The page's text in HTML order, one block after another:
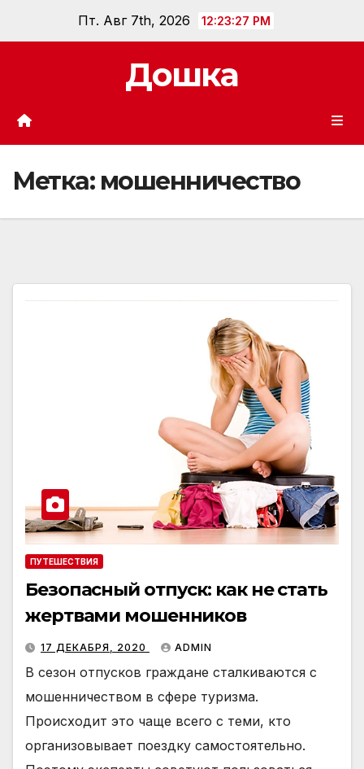
Пт. Авг 7th, 2026 12:23:29 PM
Дошка
Метка: мошенничество
ПУТЕШЕСТВИЯ
Безопасный отпуск: как не стать
жертвами мошенников
17 ДЕКАБРЯ, 2020 ADMIN
В сезон отпусков граждане сталкиваются с
мошенничеством в сфере туризма.
Происходит это чаще всего с теми, кто
организовывает поездку самостоятельно.